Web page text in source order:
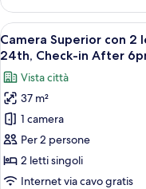
(10th-
16th)
Economy
con
2
letti
singoli,
non
fumatori
(10th-
16th)
Apri
tutte
le
foto
per
Camera
Superior
con
2
8
Camera Superior con
24th, Check-in After
Vista città
37 m²
1 camera
Per 2 persone
2 letti singoli
Internet via cavo gratis